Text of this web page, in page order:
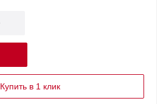
Купить в 1 клик